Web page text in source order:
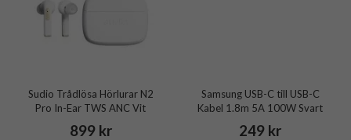
Sudio Trådlösa Hörlurar N2
Pro In-Ear TWS ANC Vit
899 kr
Samsung USB-C till USB-C
Kabel 1.8m 5A 100W Svart
249 kr